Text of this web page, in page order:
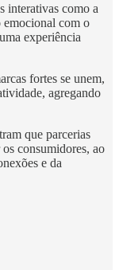
interativas como a
emocional com o
experiência
fortes se unem,
agregando
que parcerias
consumidores, ao
e da